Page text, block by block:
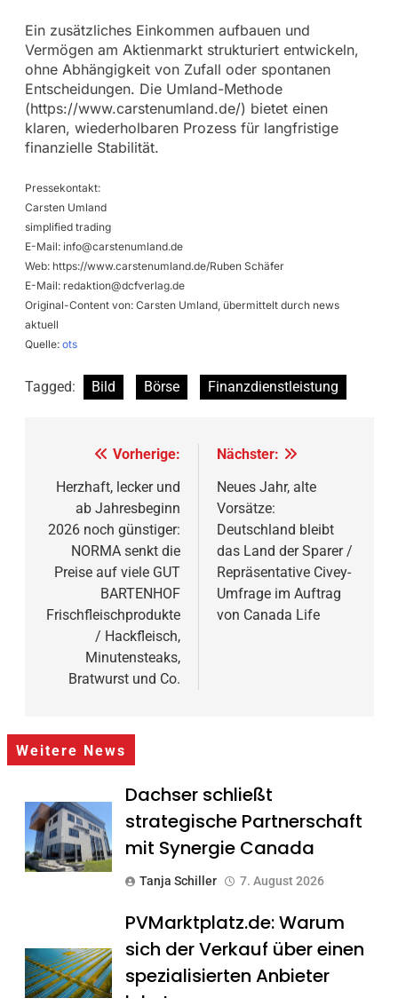
Ein zusätzliches Einkommen aufbauen und
Vermögen am Aktienmarkt strukturiert entwickeln,
ohne Abhängigkeit von Zufall oder spontanen
Entscheidungen. Die Umland-Methode
(https://www.carstenumland.de/) bietet einen
klaren, wiederholbaren Prozess für langfristige
finanzielle Stabilität.
Pressekontakt:
Carsten Umland
simplified trading
E-Mail: info@carstenumland.de
Web: https://www.carstenumland.de/Ruben Schäfer
E-Mail: redaktion@dcfverlag.de
Original-Content von: Carsten Umland, übermittelt durch news
aktuell
Quelle: ots
Tagged: Bild Börse Finanzdienstleistung
Beitragsnavigation
Vorherige:
Herzhaft, lecker und
ab Jahresbeginn
2026 noch günstiger:
NORMA senkt die
Preise auf viele GUT
BARTENHOF
Frischfleischprodukte
/ Hackfleisch,
Minutensteaks,
Bratwurst und Co.
Nächster:
Neues Jahr, alte
Vorsätze:
Deutschland bleibt
das Land der Sparer /
Repräsentative Civey-
Umfrage im Auftrag
von Canada Life
Weitere News
Dachser schließt
strategische Partnerschaft
mit Synergie Canada
Tanja Schiller 7. August 2026
PVMarktplatz.de: Warum
sich der Verkauf über einen
spezialisierten Anbieter